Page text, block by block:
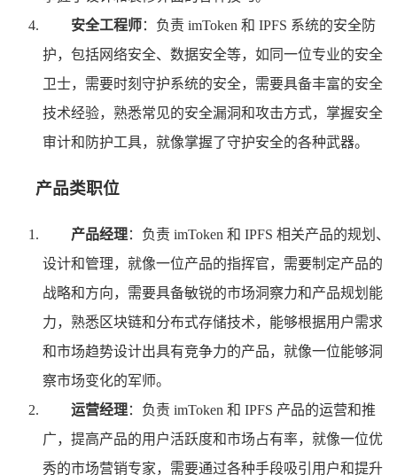
安全工程师：负责 imToken 和 IPFS 系统的安全防
护，包括网络安全、数据安全等，如同一位专业的安全
卫士，需要时刻守护系统的安全，需要具备丰富的安全
技术经验，熟悉常见的安全漏洞和攻击方式，掌握安全
审计和防护工具，就像掌握了守护安全的各种武器。
产品类职位
产品经理：负责 imToken 和 IPFS 相关产品的规划、
设计和管理，就像一位产品的指挥官，需要制定产品的
战略和方向，需要具备敏锐的市场洞察力和产品规划能
力，熟悉区块链和分布式存储技术，能够根据用户需求
和市场趋势设计出具有竞争力的产品，就像一位能够洞
察市场变化的军师。
运营经理：负责 imToken 和 IPFS 产品的运营和推
广，提高产品的用户活跃度和市场占有率，就像一位优
秀的市场营销专家，需要通过各种手段吸引用户和提升